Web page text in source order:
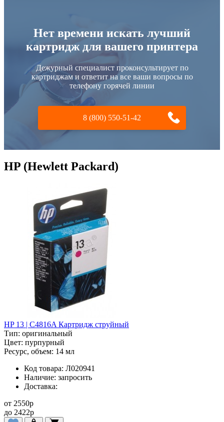
Нет времени искать лучший
картридж для вашего принтера
Дежурный специалист проконсультирует по
картриджам и ответит на все ваши вопросы по
телефону горячей линии
8 (800) 550-51-42
HP (Hewlett Packard)
HP 13 | C4816A Картридж струйный
Тип: оригинальный
Цвет: пурпурный
Ресурс, объем: 14 мл
Код товара: Л020941
Наличие: запросить
Доставка:
от 2550p
до 2422p